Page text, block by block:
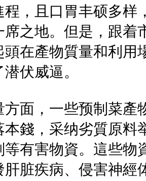
程，且口胃丰硕多样
席之地。但是，跟
頭在產物質量和利用
伏威逼。
方面，一些预制菜產
本錢，采纳劣質原料
等有害物資。這些物
肝脏疾病、侵害神經